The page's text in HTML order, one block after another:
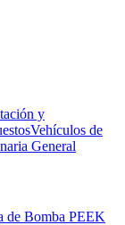
y
Vehículos de
General
de Bomba PEEK